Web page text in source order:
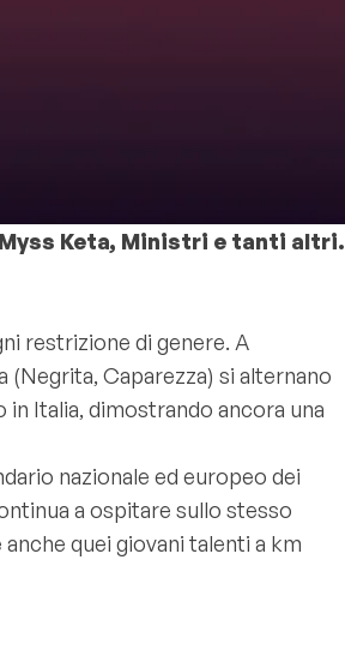
Keta, Ministri e tanti altri.
restrizione di genere. A
(Negrita, Caparezza) si alternano
Italia, dimostrando ancora una
nazionale ed europeo dei
a ospitare sullo stesso
quei giovani talenti a km